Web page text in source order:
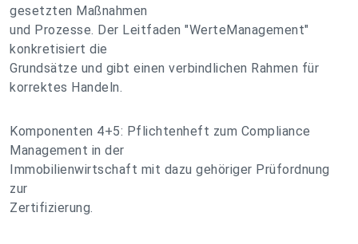
gesetzten Maßnahmen
und Prozesse. Der Leitfaden "WerteManagement"
konkretisiert die
Grundsätze und gibt einen verbindlichen Rahmen für
korrektes Handeln.
Komponenten 4+5: Pflichtenheft zum Compliance
Management in der
Immobilienwirtschaft mit dazu gehöriger Prüfordnung
zur
Zertifizierung.